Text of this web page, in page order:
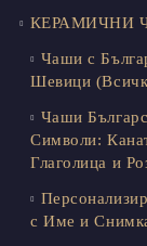
КЕРАМИЧНИ
Чаши с
Шевици
Чаши
Символи:
Глаголица и
с Име и